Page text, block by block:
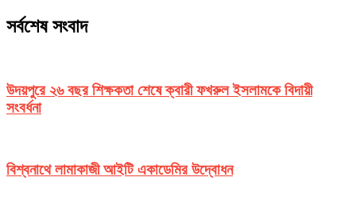
সর্বশেষ সংবাদ
উদয়পুরে ২৬ বছর শিক্ষকতা শেষে ক্বারী ফখরুল ইসলামকে বিদায়ী
সংবর্ধনা
বিশ্বনাথে লামাকাজী আইটি একাডেমির উদ্বোধন